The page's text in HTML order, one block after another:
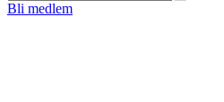
Bli medlem